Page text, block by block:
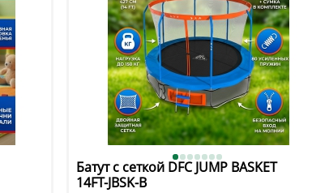
Батут с сеткой DFCJUMP BASKET
14FT-JBSK-B